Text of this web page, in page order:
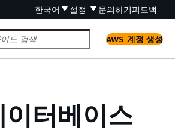
한국어 설정 문의하기피드백
AWS 계정 생성
터베이스